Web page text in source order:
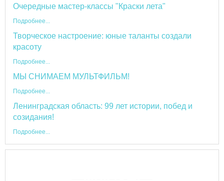
Очередные мастер-классы "Краски лета"
Подробнее...
Творческое настроение: юные таланты создали
красоту
Подробнее...
МЫ СНИМАЕМ МУЛЬТФИЛЬМ!
Подробнее...
Ленинградская область: 99 лет истории, побед и
созидания!
Подробнее...